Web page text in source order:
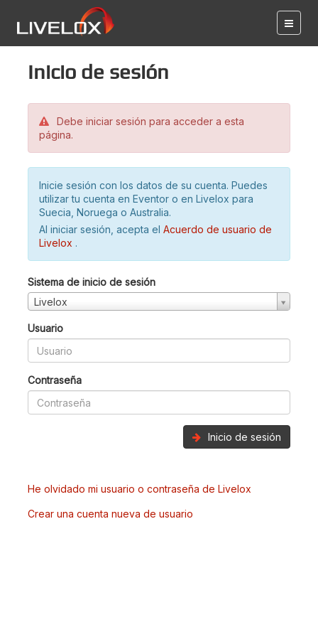
Inicio de sesión
Debe iniciar sesión para acceder a esta
página.
Inicie sesión con los datos de su cuenta. Puedes
utilizar tu cuenta en Eventor o en Livelox para
Suecia, Noruega o Australia.
Al iniciar sesión, acepta el Acuerdo de usuario de
Livelox .
Sistema de inicio de sesión
Livelox
Usuario
Contraseña
Inicio de sesión
He olvidado mi usuario o contraseña de Livelox
Crear una cuenta nueva de usuario